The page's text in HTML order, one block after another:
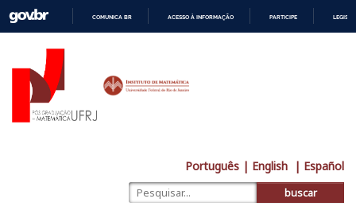
COMUNICA BR ACESSO À INFORMAÇÃO PARTICIPE
Português | English | Español
buscar